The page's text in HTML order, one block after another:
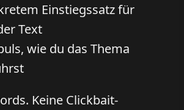
Einstiegssatz für
Text
wie du das Thema
Keine Clickbait-